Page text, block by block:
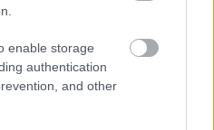
enable storage
authentication
and other